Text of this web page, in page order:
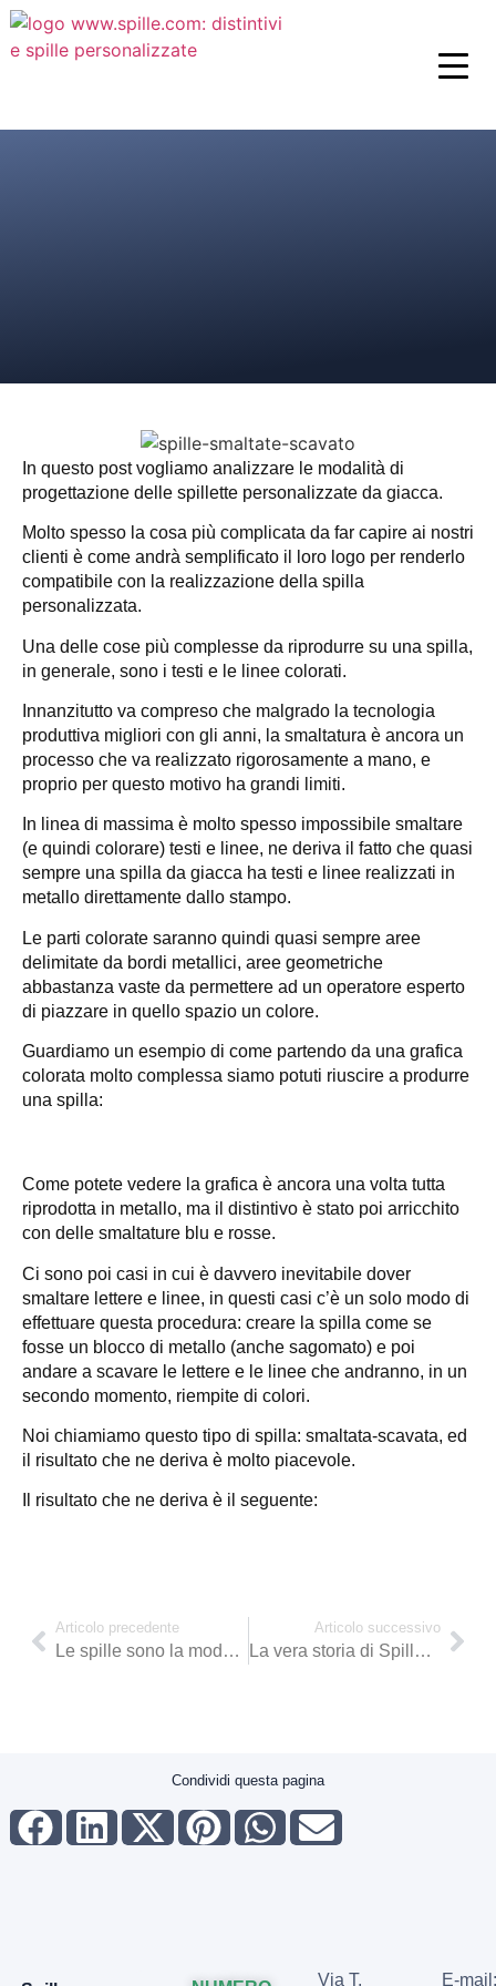
In questo post vogliamo analizzare le modalità di
progettazione delle spillette personalizzate da giacca.
Molto spesso la cosa più complicata da far capire ai nostri
clienti è come andrà semplificato il loro logo per renderlo
compatibile con la realizzazione della spilla
personalizzata.
Una delle cose più complesse da riprodurre su una spilla,
in generale, sono i testi e le linee colorati.
Innanzitutto va compreso che malgrado la tecnologia
produttiva migliori con gli anni, la smaltatura è ancora un
processo che va realizzato rigorosamente a mano, e
proprio per questo motivo ha grandi limiti.
In linea di massima è molto spesso impossibile smaltare
(e quindi colorare) testi e linee, ne deriva il fatto che quasi
sempre una spilla da giacca ha testi e linee realizzati in
metallo direttamente dallo stampo.
Le parti colorate saranno quindi quasi sempre aree
delimitate da bordi metallici, aree geometriche
abbastanza vaste da permettere ad un operatore esperto
di piazzare in quello spazio un colore.
Guardiamo un esempio di come partendo da una grafica
colorata molto complessa siamo potuti riuscire a produrre
una spilla:
Come potete vedere la grafica è ancora una volta tutta
riprodotta in metallo, ma il distintivo è stato poi arricchito
con delle smaltature blu e rosse.
Ci sono poi casi in cui è davvero inevitabile dover
smaltare lettere e linee, in questi casi c’è un solo modo di
effettuare questa procedura: creare la spilla come se
fosse un blocco di metallo (anche sagomato) e poi
andare a scavare le lettere e le linee che andranno, in un
secondo momento, riempite di colori.
Noi chiamiamo questo tipo di spilla: smaltata-scavata, ed
il risultato che ne deriva è molto piacevole.
Il risultato che ne deriva è il seguente:
Articolo precedente
Le spille sono la moda del momento?
Articolo successivo
La vera storia di Spille.com
Condividi questa pagina
Via T. E-mail: